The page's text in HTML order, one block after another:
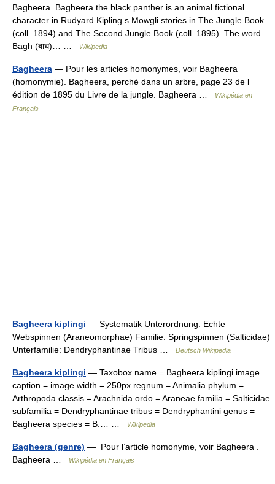
Bagheera .Bagheera the black panther is an animal fictional
character in Rudyard Kipling s Mowgli stories in The Jungle Book
(coll. 1894) and The Second Jungle Book (coll. 1895). The word
Bagh (बाघ)… …
Wikipedia
Bagheera — Pour les articles homonymes, voir Bagheera
(homonymie). Bagheera, perché dans un arbre, page 23 de l
édition de 1895 du Livre de la jungle. Bagheera …
Wikipédia en
Français
Bagheera kiplingi — Systematik Unterordnung: Echte
Webspinnen (Araneomorphae) Familie: Springspinnen (Salticidae)
Unterfamilie: Dendryphantinae Tribus …
Deutsch Wikipedia
Bagheera kiplingi — Taxobox name = Bagheera kiplingi image
caption = image width = 250px regnum = Animalia phylum =
Arthropoda classis = Arachnida ordo = Araneae familia = Salticidae
subfamilia = Dendryphantinae tribus = Dendryphantini genus =
Bagheera species = B.… …
Wikipedia
Bagheera (genre) — Pour l’article homonyme, voir Bagheera .
Bagheera …
Wikipédia en Français